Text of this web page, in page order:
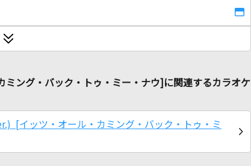
グ・バック・トゥ・ミー・ナウ]に関連するカラオケ
ッツ・オール・カミング・バック・トゥ・ミ